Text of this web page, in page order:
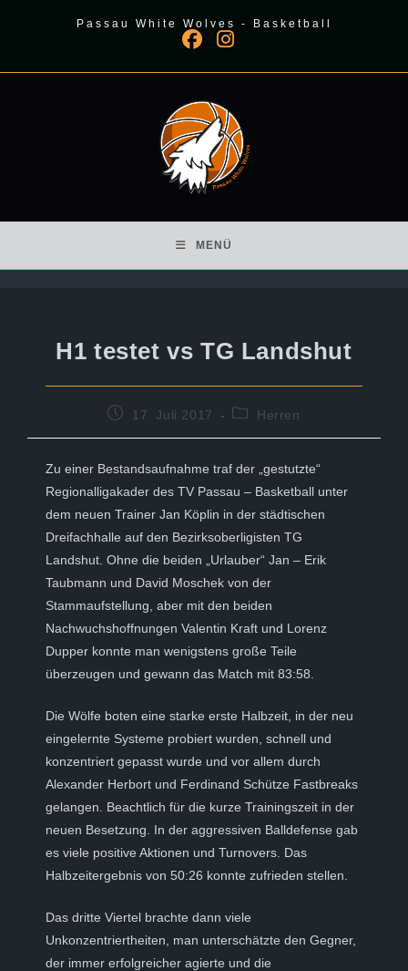
Passau White Wolves - Basketball
MENÜ
H1 testet vs TG Landshut
Beitrag17. Juli 2017
Beitrags-
Herren
Zu einer Bestandsaufnahme traf der „gestutzte“
Regionalligakader des TV Passau – Basketball unter
dem neuen Trainer Jan Köplin in der städtischen
Dreifachhalle auf den Bezirksoberligisten TG
Landshut. Ohne die beiden „Urlauber“ Jan – Erik
Taubmann und David Moschek von der
Stammaufstellung, aber mit den beiden
Nachwuchshoffnungen Valentin Kraft und Lorenz
Dupper konnte man wenigstens große Teile
überzeugen und gewann das Match mit 83:58.
Die Wölfe boten eine starke erste Halbzeit, in der neu
eingelernte Systeme probiert wurden, schnell und
konzentriert gepasst wurde und vor allem durch
Alexander Herbort und Ferdinand Schütze Fastbreaks
gelangen. Beachtlich für die kurze Trainingszeit in der
neuen Besetzung. In der aggressiven Balldefense gab
es viele positive Aktionen und Turnovers. Das
Halbzeitergebnis von 50:26 konnte zufrieden stellen.
Das dritte Viertel brachte dann viele
Unkonzentriertheiten, man unterschätzte den Gegner,
der immer erfolgreicher agierte und die